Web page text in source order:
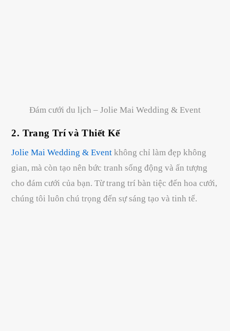
Đám cưới du lịch – Jolie Mai Wedding & Event
2. Trang Trí và Thiết Kế
Jolie Mai Wedding & Event không chỉ làm đẹp không
gian, mà còn tạo nên bức tranh sống động và ấn tượng
cho đám cưới của bạn. Từ trang trí bàn tiệc đến hoa cưới,
chúng tôi luôn chú trọng đến sự sáng tạo và tinh tế.